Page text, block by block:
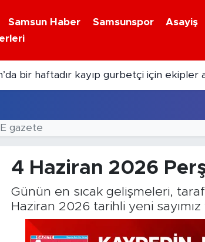
Samsun Haber Samsunspor Asayiş
bir haftadır kayıp gurbetçi için ekipler
gazete
4 Haziran 2026
Günün en sıcak gelişmeleri,
Haziran 2026 tarihli yeni sayımız